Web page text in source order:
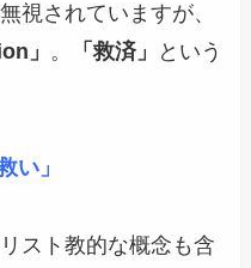
視されていますが、
」 。 「救済」
という
い」
スト教的な概念も含